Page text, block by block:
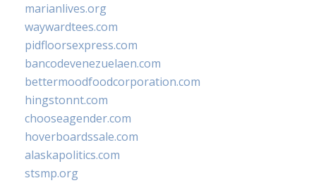
marianlives.org
waywardtees.com
pidfloorsexpress.com
bancodevenezuelaen.com
bettermoodfoodcorporation.com
hingstonnt.com
chooseagender.com
hoverboardssale.com
alaskapolitics.com
stsmp.org